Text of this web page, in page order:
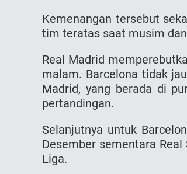
Kemenangan tersebut
tim teratas saat musim
Real Madrid
malam. Barcelona tidak
Madrid, yang berada di
pertandingan.
Selanjutnya untuk
Desember sementara
Liga.